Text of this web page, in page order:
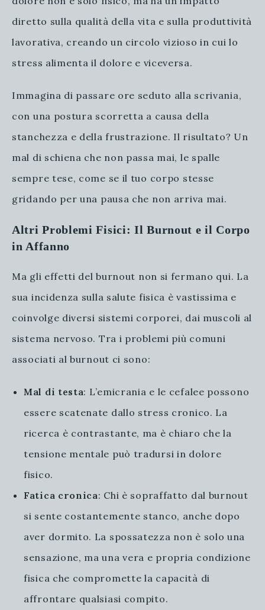
diretto sulla qualità della vita e sulla produttività
lavorativa, creando un circolo vizioso in cui lo
stress alimenta il dolore e viceversa.
Immagina di passare ore seduto alla scrivania,
con una postura scorretta a causa della
stanchezza e della frustrazione. Il risultato? Un
mal di schiena che non passa mai, le spalle
sempre tese, come se il tuo corpo stesse
gridando per una pausa che non arriva mai.
Altri Problemi Fisici: Il Burnout e il Corpo
in Affanno
Ma gli effetti del burnout non si fermano qui. La
sua incidenza sulla salute fisica è vastissima e
coinvolge diversi sistemi corporei, dai muscoli al
sistema nervoso. Tra i problemi più comuni
associati al burnout ci sono:
Mal di testa: L’emicrania e le cefalee possono
essere scatenate dallo stress cronico. La
ricerca è contrastante, ma è chiaro che la
tensione mentale può tradursi in dolore
fisico.
Fatica cronica: Chi è sopraffatto dal burnout
si sente costantemente stanco, anche dopo
aver dormito. La spossatezza non è solo una
sensazione, ma una vera e propria condizione
fisica che compromette la capacità di
affrontare qualsiasi compito.